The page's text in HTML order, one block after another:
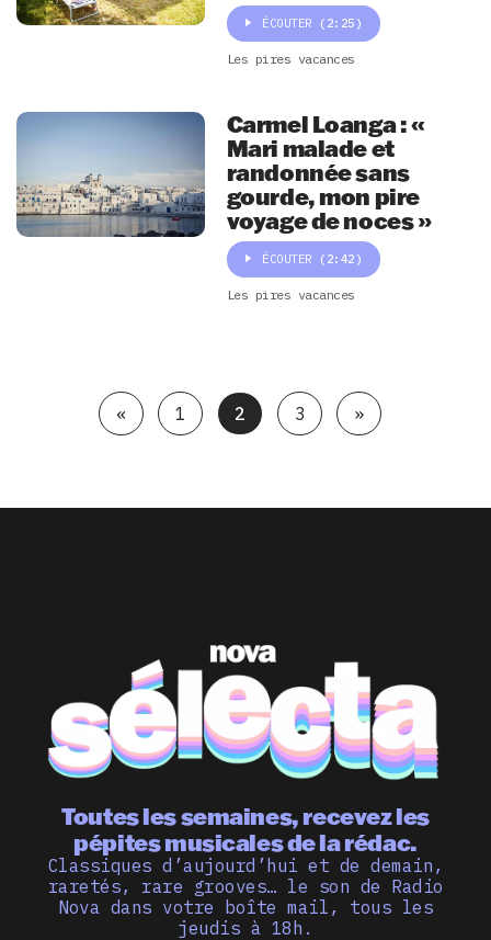
ÉCOUTER (2:25)
Les pires vacances
Carmel Loanga : «
Mari malade et
randonnée sans
gourde, mon pire
voyage de noces »
ÉCOUTER (2:42)
Les pires vacances
« 1 2 3 »
Toutes les semaines, recevez les
pépites musicales de la rédac.
Classiques d’aujourd’hui et de demain,
raretés, rare grooves… le son de Radio
Nova dans votre boîte mail, tous les
jeudis à 18h.